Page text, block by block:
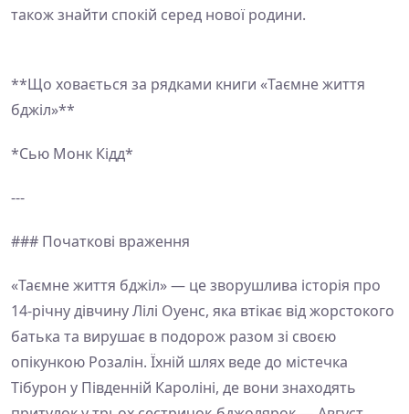
також знайти спокій серед нової родини.
**Що ховається за рядками книги «Таємне життя
бджіл»**
*Сью Монк Кідд*
---
### Початкові враження
«Таємне життя бджіл» — це зворушлива історія про
14-річну дівчину Лілі Оуенс, яка втікає від жорстокого
батька та вирушає в подорож разом зі своєю
опікункою Розалін. Їхній шлях веде до містечка
Тібурон у Південній Кароліні, де вони знаходять